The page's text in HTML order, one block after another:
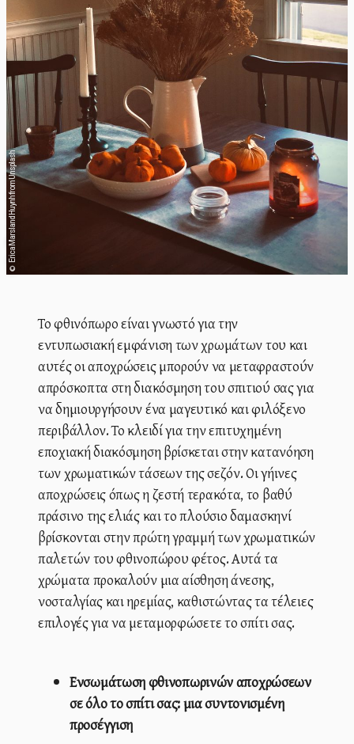
©
Erica Marsland Huynh from Unsplash
Το φθινόπωρο είναι γνωστό για την
εντυπωσιακή εμφάνιση των χρωμάτων του και
αυτές οι αποχρώσεις μπορούν να μεταφραστούν
απρόσκοπτα στη διακόσμηση του σπιτιού σας για
να δημιουργήσουν ένα μαγευτικό και φιλόξενο
περιβάλλον. Το κλειδί για την επιτυχημένη
εποχιακή διακόσμηση βρίσκεται στην κατανόηση
των χρωματικών τάσεων της σεζόν. Οι γήινες
αποχρώσεις όπως η ζεστή τερακότα, το βαθύ
πράσινο της ελιάς και το πλούσιο δαμασκηνί
βρίσκονται στην πρώτη γραμμή των χρωματικών
παλετών του φθινοπώρου φέτος. Αυτά τα
χρώματα προκαλούν μια αίσθηση άνεσης,
νοσταλγίας και ηρεμίας, καθιστώντας τα τέλειες
επιλογές για να μεταμορφώσετε το σπίτι σας.
Ενσωμάτωση φθινοπωρινών αποχρώσεων
σε όλο το σπίτι σας: μια συντονισμένη
προσέγγιση